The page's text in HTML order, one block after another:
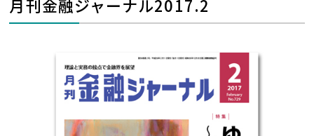
月刊金融ジャーナル2017.2